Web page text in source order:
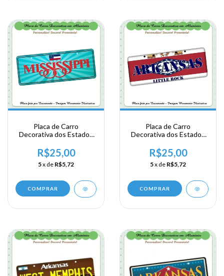
Placa de Carro
Decorativa dos Estados
USA - Area Sul -
Mississipe
R$25,00
5x de R$5,72
COMPRAR
Placa de Carro
Decorativa dos Estados
USA - Area Sul - Arkansas
R$25,00
5x de R$5,72
COMPRAR